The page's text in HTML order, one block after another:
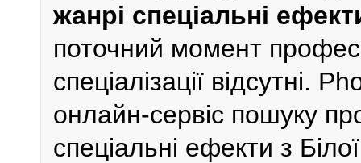
жанрі спеціальні
поточний момент
спеціалізації відсутні.
онлайн-сервіс пошуку
спеціальні ефекти з